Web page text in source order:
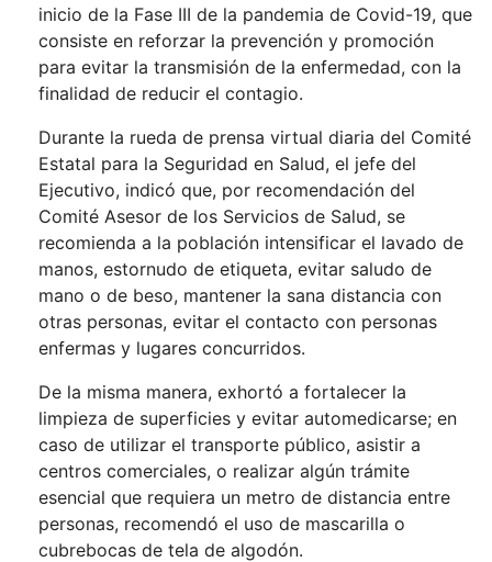
inicio de la Fase III de la pandemia de Covid-19, que
consiste en reforzar la prevención y promoción
para evitar la transmisión de la enfermedad, con la
finalidad de reducir el contagio.
Durante la rueda de prensa virtual diaria del Comité
Estatal para la Seguridad en Salud, el jefe del
Ejecutivo, indicó que, por recomendación del
Comité Asesor de los Servicios de Salud, se
recomienda a la población intensificar el lavado de
manos, estornudo de etiqueta, evitar saludo de
mano o de beso, mantener la sana distancia con
otras personas, evitar el contacto con personas
enfermas y lugares concurridos.
De la misma manera, exhortó a fortalecer la
limpieza de superficies y evitar automedicarse; en
caso de utilizar el transporte público, asistir a
centros comerciales, o realizar algún trámite
esencial que requiera un metro de distancia entre
personas, recomendó el uso de mascarilla o
cubrebocas de tela de algodón.